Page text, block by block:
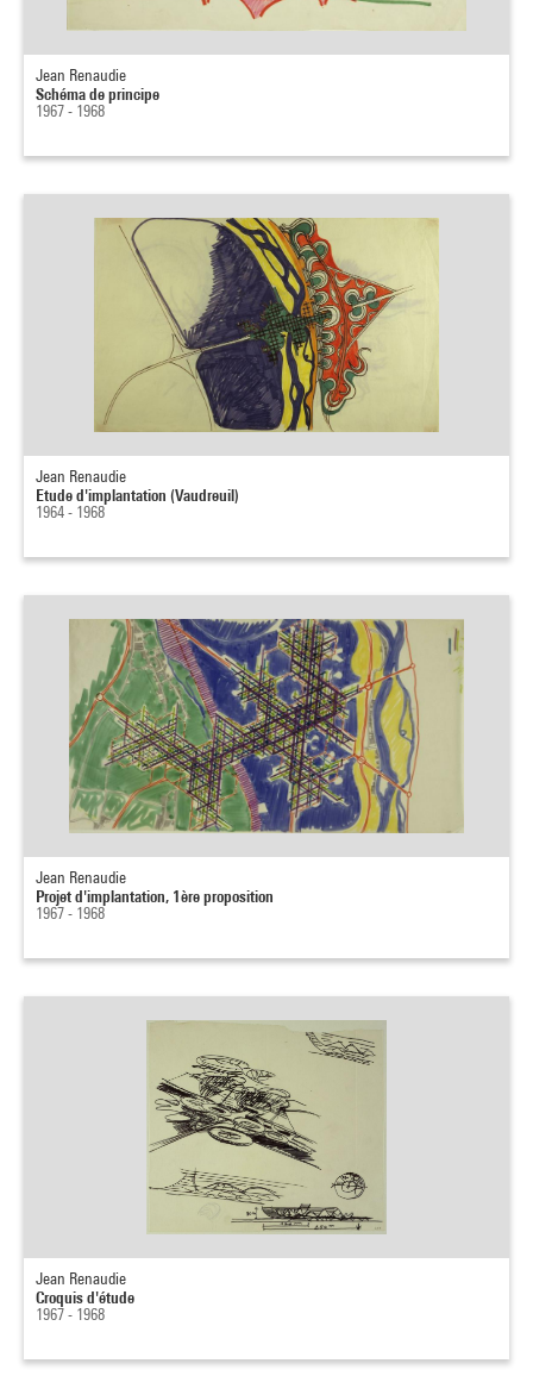
Jean Renaudie
Schéma de principe
1967 - 1968
Jean Renaudie
Etude d'implantation (Vaudreuil)
1964 - 1968
Jean Renaudie
Projet d'implantation, 1ère proposition
1967 - 1968
Jean Renaudie
Croquis d'étude
1967 - 1968